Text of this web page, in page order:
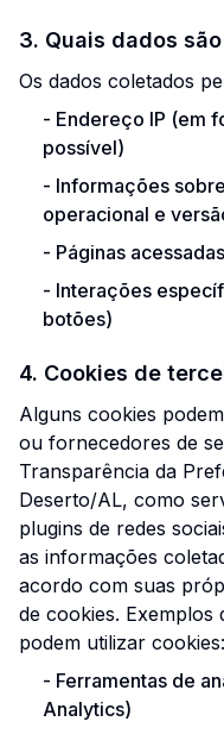
3. Quais dados
Os dados coletados
- Endereço IP (em
possível)
- Informações
operacional e
- Páginas
- Interações
botões)
4. Cookies de
Alguns cookies
ou fornecedores de
Transparência da
Deserto/AL, como
plugins de redes
as informações
acordo com suas
de cookies. Exemplos
podem utilizar cookies:
- Ferramentas de
Analytics)